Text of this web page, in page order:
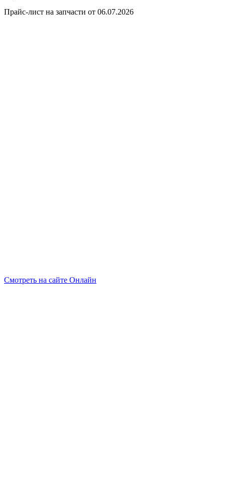
Прайс-лист на запчасти от 06.07.2026
Смотреть на сайте Онлайн